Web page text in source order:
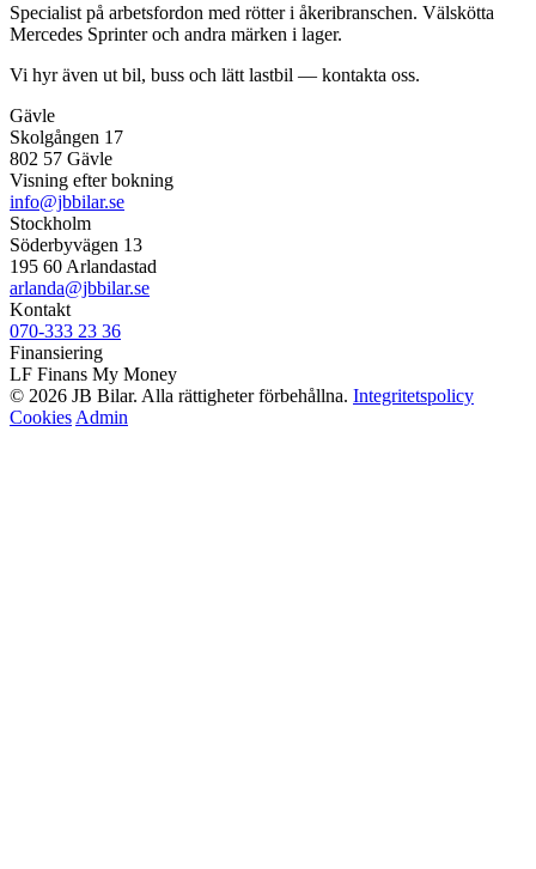
Specialist på arbetsfordon med rötter i åkeribranschen. Välskötta
Mercedes Sprinter och andra märken i lager.
Vi hyr även ut bil, buss och lätt lastbil — kontakta oss.
Gävle
Skolgången 17
802 57 Gävle
Visning efter bokning
info@jbbilar.se
Stockholm
Söderbyvägen 13
195 60 Arlandastad
arlanda@jbbilar.se
Kontakt
070-333 23 36
Finansiering
LF Finans My Money
© 2026 JB Bilar. Alla rättigheter förbehållna. Integritetspolicy
Cookies Admin